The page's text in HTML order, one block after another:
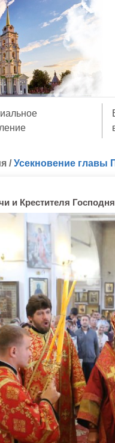
/Усекновение главы
и Крестителя